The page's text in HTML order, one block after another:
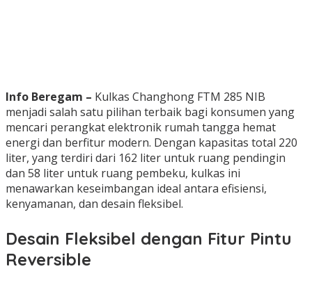
Info Beregam – Kulkas Changhong FTM 285 NIB
menjadi salah satu pilihan terbaik bagi konsumen yang
mencari perangkat elektronik rumah tangga hemat
energi dan berfitur modern. Dengan kapasitas total 220
liter, yang terdiri dari 162 liter untuk ruang pendingin
dan 58 liter untuk ruang pembeku, kulkas ini
menawarkan keseimbangan ideal antara efisiensi,
kenyamanan, dan desain fleksibel.
Desain Fleksibel dengan Fitur Pintu
Reversible